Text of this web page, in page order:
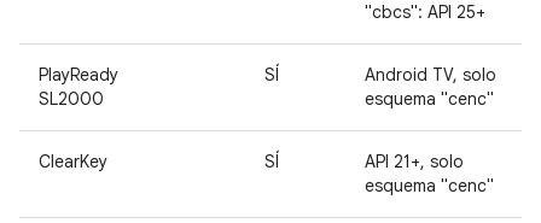
"cbcs": API 25+
PlayReady
SL2000
SÍ
Android TV, solo
esquema "cenc"
ClearKey SÍ
API 21+, solo
esquema "cenc"